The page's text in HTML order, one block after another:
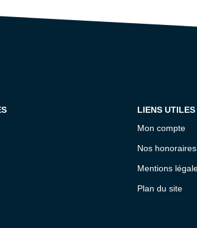
LIENS UTILES
Mon compte
Nos honoraires
Mentions
Plan du site